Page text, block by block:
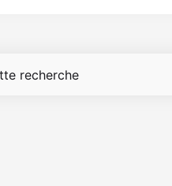
recherche